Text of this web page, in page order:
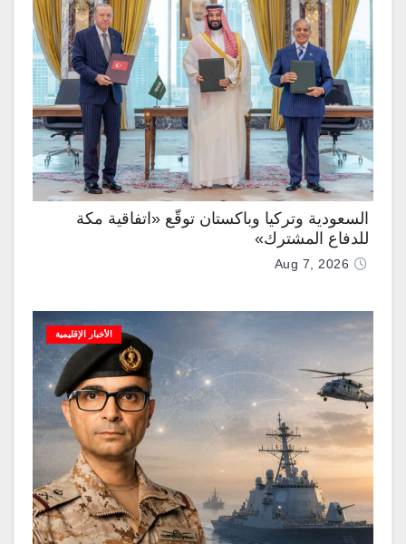
السعودية وتركيا وباكستان توقّع «اتفاقية مكة
للدفاع المشترك»
Aug 7, 2026
الأخبار الإقليمية